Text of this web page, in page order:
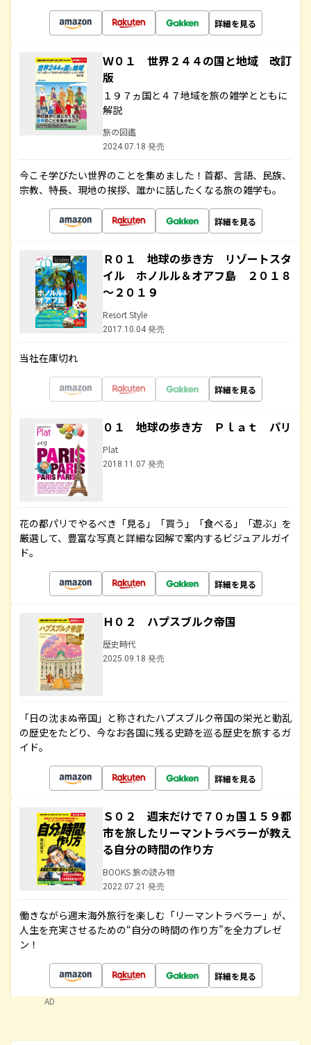
詳細を見る
Ｗ０１ 世界２４４の国と地域 改訂
版
１９７ヵ国と４７地域を旅の雑学とともに
解説
旅の図鑑
2024.07.18 発売
今こそ学びたい世界のことを集めました！首都、言語、民族、
宗教、特長、現地の挨拶、誰かに話したくなる旅の雑学も。
詳細を見る
Ｒ０１ 地球の歩き方 リゾートスタ
イル ホノルル＆オアフ島 ２０１８
～２０１９
Resort Style
2017.10.04 発売
当社在庫切れ
詳細を見る
０１ 地球の歩き方 Ｐｌａｔ パリ
Plat
2018.11.07 発売
花の都パリでやるべき「見る」「買う」「食べる」「遊ぶ」を
厳選して、豊富な写真と詳細な図解で案内するビジュアルガイ
ド。
詳細を見る
Ｈ０２ ハプスブルク帝国
歴史時代
2025.09.18 発売
「日の沈まぬ帝国」と称されたハプスブルク帝国の栄光と動乱
の歴史をたどり、今なお各国に残る史跡を巡る歴史を旅するガ
イド。
詳細を見る
Ｓ０２ 週末だけで７０ヵ国１５９都
市を旅したリーマントラベラーが教え
る自分の時間の作り方
BOOKS 旅の読み物
2022.07.21 発売
働きながら週末海外旅行を楽しむ「リーマントラベラー」が、
人生を充実させるための“自分の時間の作り方”を全力プレゼ
ン！
詳細を見る
AD